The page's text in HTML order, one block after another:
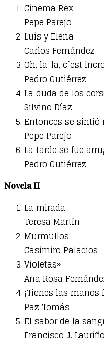
Cinema Rex
Pepe Parejo
Luis y Elena
Carlos Fernández
Oh, la-la, c´est
Pedro Gutiérrez
La duda de los
Silvino Díaz
Entonces se
Pepe Parejo
La tarde se fue
Pedro Gutiérrez
Novela II
La mirada
Teresa Martín
Murmullos
Casimiro Palacios
Violetas»
Ana Rosa
¡Tienes las manos
Paz Tomás
El sabor de la
Francisco J. Lauriño